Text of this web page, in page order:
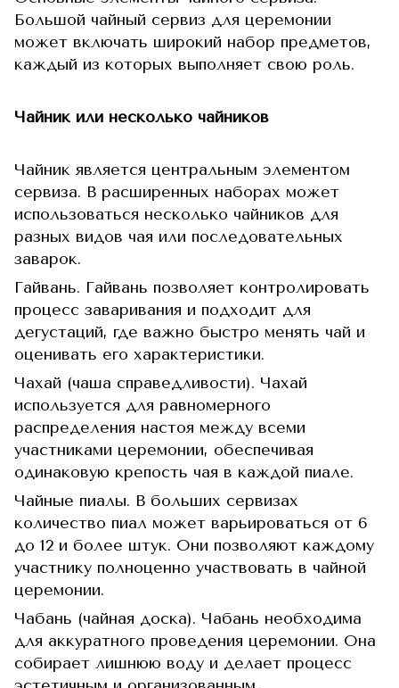
Большой чайный сервиз для церемонии
может включать широкий набор предметов,
каждый из которых выполняет свою роль.
Чайник или несколько чайников
Чайник является центральным элементом
сервиза. В расширенных наборах может
использоваться несколько чайников для
разных видов чая или последовательных
заварок.
Гайвань. Гайвань позволяет контролировать
процесс заваривания и подходит для
дегустаций, где важно быстро менять чай и
оценивать его характеристики.
Чахай (чаша справедливости). Чахай
используется для равномерного
распределения настоя между всеми
участниками церемонии, обеспечивая
одинаковую крепость чая в каждой пиале.
Чайные пиалы. В больших сервизах
количество пиал может варьироваться от 6
до 12 и более штук. Они позволяют каждому
участнику полноценно участвовать в чайной
церемонии.
Чабань (чайная доска). Чабань необходима
для аккуратного проведения церемонии. Она
собирает лишнюю воду и делает процесс